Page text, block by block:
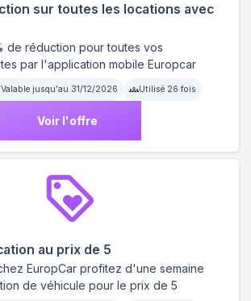
sur toutes les locations avec
de réduction pour toutes vos
par l'application mobile Europcar
Valable jusqu'au 31/12/2026 Utilisé 26 fois
Voir l'offre
au prix de 5
EuropCar profitez d'une semaine
de véhicule pour le prix de 5